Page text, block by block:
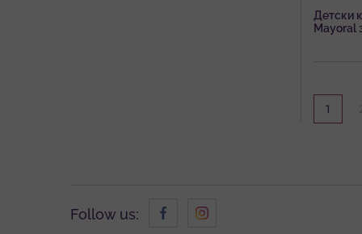
Детски
Mayoral
1
Follow us: